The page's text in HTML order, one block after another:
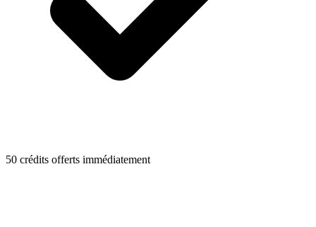
50 crédits offerts immédiatement